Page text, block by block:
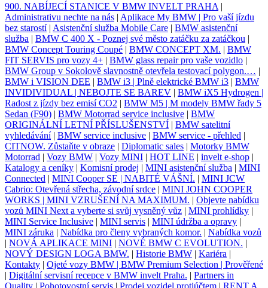
900. NABÍJECÍ STANICE V BMW INVELT PRAHA |
Administrativu nechte na nás | Aplikace My BMW | Pro vaší jízdu
bez starostí| Asistenční služba Mobile Care | BMW asistenční
služba | BMW C 400 X - Poznej své město zatáčku za zatáčkou |
BMW Concept Touring Coupé | BMW CONCEPT XM. | BMW
FIT SERVIS pro vozy 4+ | BMW glass repair pro vaše vozidlo |
BMW Group v Sokolově slavnostně otevřela testovací polygon.… |
BMW i VISION DEE | BMW i3 | Plně elektrické BMW i3 | BMW
INVIDIVIDUAL | NEBOJTE SE BAREV | BMW iX5 Hydrogen |
Radost z jízdy bez emisí CO2 | BMW M5 | M modely BMW řady 5
Sedan (F90) | BMW Motorrad service inclusive | BMW
ORIGINÁLNÍ LETNÍ PŘÍSLUŠENSTVÍ | BMW satelitní
vyhledávání| BMW service inclusive | BMW service - přehled |
CITNOW. Zůstaňte v obraze | Diplomatic sales | Motorky BMW
Motorrad | Vozy BMW | Vozy MINI | HOT LINE | invelt e-shop |
Katalogy a ceníky | Komisní prodej | MINI asistenční služba | MINI
Connected | MINI Cooper SE | NABITÉ VÁŠNÍ. | MINI JCW
Cabrio: Otevřená střecha, závodní srdce | MINI JOHN COOPER
WORKS | MINI VZRUŠENÍ NA MAXIMUM. | Objevte nabídku
vozů MINI Next a vyberte si svůj vysněný vůz | MINI prohlídky |
MINI Service Inclusive | MINI servis | MINI údržba a opravy |
MINI záruka | Nabídka pro členy vybraných komor. | Nabídka vozů
| NOVÁ APLIKACE MINI | NOVÉ BMW C EVOLUTION. |
NOVÝ DESIGN LOGA BMW. | Historie BMW | Kariéra |
Kontakty | Ojeté vozy BMW | BMW Premium Selection | Prověřené
| Digitální servisní recepce v BMW invelt Praha. | Partners in
Quality | Pohotovostní servis | Prodej vozidel protiúčtem | RENT A